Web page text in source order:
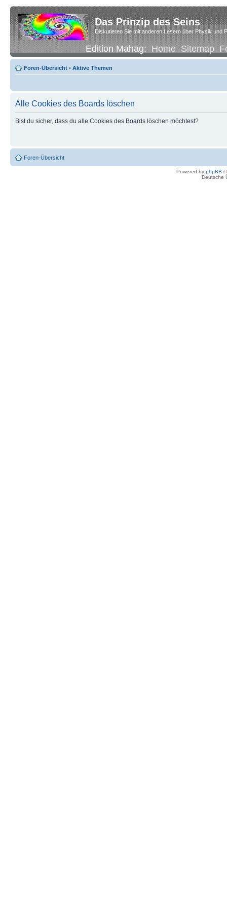
Das Prinzip des Seins
Diskutieren Sie mit anderen Lesern über Physik und
Edition Mahag:Home Sitemap
Foren-Übersicht • Aktive Themen
Alle Cookies des Boards löschen
Bist du sicher, dass du alle Cookies des Boards löschen möchtest?
Foren-Übersicht
Powered by phpBB
Deutsche